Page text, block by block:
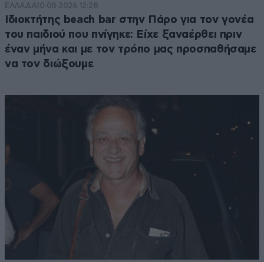
ΕΛΛΑΔΑ10·08·2026 12:28
Ιδιοκτήτης beach bar στην Πάρο για τον γονέα
του παιδιού που πνίγηκε: Είχε ξαναέρθει πριν
έναν μήνα και με τον τρόπο μας προσπαθήσαμε
να τον διώξουμε